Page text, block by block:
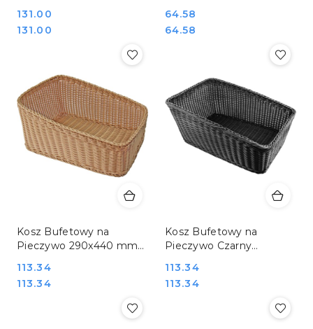
cm Hendi 691335
Cena:
131.00
Cena:
131.00
Hendi 691311
Cena:
64.58
Cena:
64.58
Kosz Bufetowy na
Pieczywo 290x440 mm
Cena:
113.34
Cena:
113.34
Kosz Bufetowy na
Pieczywo Czarny
361208
Cena:
113.34
Cena:
113.34